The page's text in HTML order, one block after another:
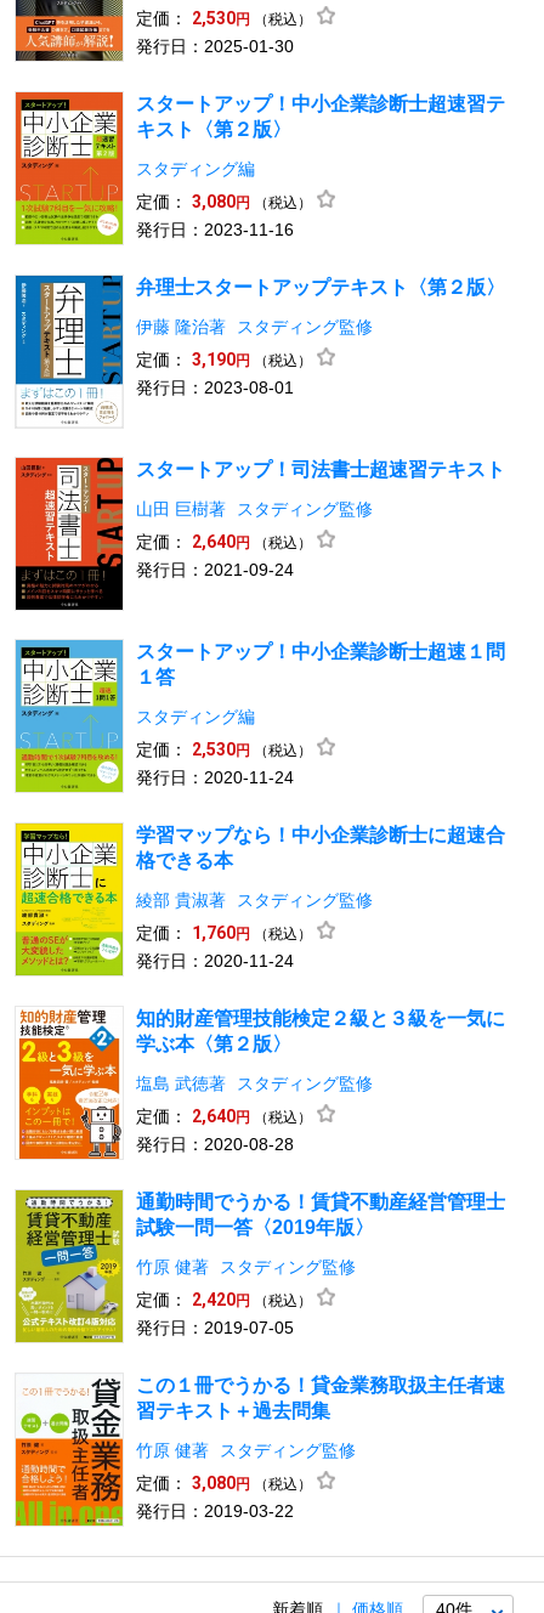
定価：
2,530円 （税込）
発行日：2025-01-30
スタートアップ！中小企業診断士超速習テ
キスト〈第２版〉
スタディング編
定価：
3,080円 （税込）
発行日：2023-11-16
弁理士スタートアップテキスト〈第２版〉
伊藤 隆治著
スタディング監修
定価：
3,190円 （税込）
発行日：2023-08-01
スタートアップ！司法書士超速習テキスト
山田 巨樹著
スタディング監修
定価：
2,640円 （税込）
発行日：2021-09-24
スタートアップ！中小企業診断士超速１問
１答
スタディング編
定価：
2,530円 （税込）
発行日：2020-11-24
学習マップなら！中小企業診断士に超速合
格できる本
綾部 貴淑著
スタディング監修
定価：
1,760円 （税込）
発行日：2020-11-24
知的財産管理技能検定２級と３級を一気に
学ぶ本〈第２版〉
塩島 武徳著
スタディング監修
定価：
2,640円 （税込）
発行日：2020-08-28
通勤時間でうかる！賃貸不動産経営管理士
試験一問一答〈2019年版〉
竹原 健著
スタディング監修
定価：
2,420円 （税込）
発行日：2019-07-05
この１冊でうかる！貸金業務取扱主任者速
習テキスト＋過去問集
竹原 健著
スタディング監修
定価：
3,080円 （税込）
発行日：2019-03-22